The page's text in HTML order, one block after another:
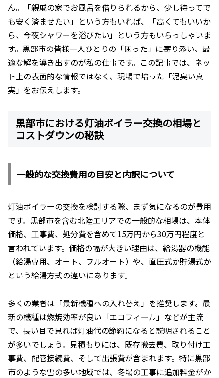
ん。「親戚の家でお風呂を借りられるから、少し待ってで
も安く済ませたい」という方もいれば、「高くてもいいか
ら、今夜シャワーを浴びたい」という方もいらっしゃいま
す。黒部市の皆様一人ひとりの「困った」に寄り添い、最
適な解を導き出すのが私の仕事です。この記事では、ネッ
ト上の表面的な情報ではなく、現場で培った「泥臭い真
実」をお伝えします。
黒部市における灯油ボイラー交換の相場と
コストダウンの秘訣
一般的な交換費用の目安と内訳について
灯油ボイラーの交換を検討する際、まず気になるのが費用
です。黒部市を含む北陸エリアでの一般的な相場は、本体
価格、工事費、処分費を含めて15万円から30万円程度と
言われています。価格の幅が大きい理由は、給湯器の機能
（給湯専用、オート、フルオート）や、直圧式か貯湯式か
という給湯方式の違いにあります。
多くの業者は「最新機種への入れ替え」を推奨します。最
新の機種は燃焼効率が良い「エコフィール」などが主流
で、長い目で見れば灯油代の節約になると説明されること
が多いでしょう。見積もりには、既存撤去費、取り付け工
事費、配管接続費、そして出張費が含まれます。特に黒部
市のような雪の多い地域では、冬場の工事に追加料金がか